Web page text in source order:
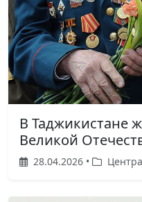
В Таджикистане
Великой
28.04.2026 •